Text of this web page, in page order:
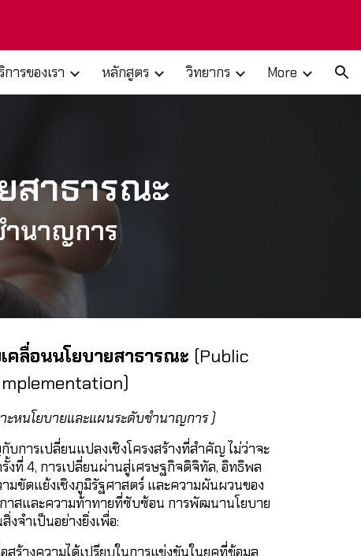
การของเรา หลักสูตร วิทยากร More
สาธารณะ
ำนาญการ
คลื่อนนโยบายสาธารณะ(Public
ะหนโยบายและแผนระดับชำนาญการ )
บการเปลี่ยนแปลงเชิงโครงสร้างที่สำคัญ ไม่ว่าจะ
งที่ 4, การเปลี่ยนผ่านสู่เศรษฐกิจดิจิทัล, อิทธิพล
ขัดแย้งเชิงภูมิรัฐศาสตร์ และความผันผวนของ
าสและความท้าทายที่ซับซ้อน การพัฒนานโยบาย
จำเป็นอย่างยิ่งเพื่อ:
สร้างความได้เปรียบในการแข่งขันในยุคที่ข้อมูล